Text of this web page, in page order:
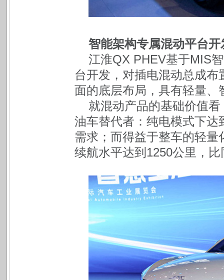
智能架构专属混动平台
江淮QX PHEV基于MIS
台开发，对插电混动总成
面的底层布局，具有轻量、
就混动产品的基础价值
油车替代者：纯电模式下
需求；而得益于整车的轻
续航水平达到1250公里，